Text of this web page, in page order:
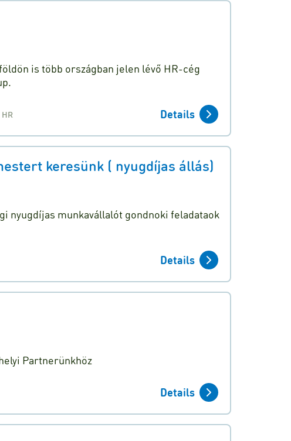
is több országban jelen lévő HR-cég
HR Details
keresünk ( nyugdíjas állás)
nyugdíjas munkavállalót gondnoki feladataok
Details
Partnerünkhöz
Details